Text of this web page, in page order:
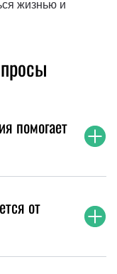
жизнью и
помогает
от